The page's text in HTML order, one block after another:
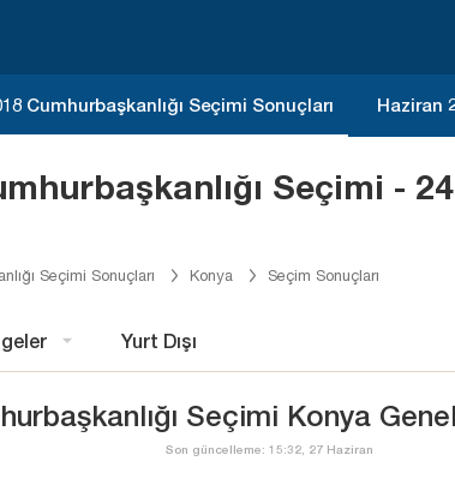
Cumhurbaşkanlığı Seçimi Sonuçları Haziran
Seçimi - 24
Seçimi Sonuçları Konya Seçim Sonuçları
Yurt Dışı
Seçimi Konya
Son güncelleme: 15:32, 27 Haziran